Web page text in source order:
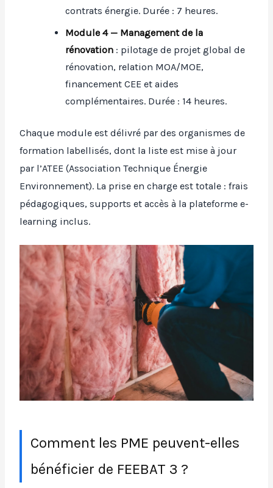
contrats énergie. Durée : 7 heures.
Module 4 — Management de la
rénovation : pilotage de projet global de
rénovation, relation MOA/MOE,
financement CEE et aides
complémentaires. Durée : 14 heures.
Chaque module est délivré par des organismes de
formation labellisés, dont la liste est mise à jour
par l’ATEE (Association Technique Énergie
Environnement). La prise en charge est totale : frais
pédagogiques, supports et accès à la plateforme e-
learning inclus.
Comment les PME peuvent-elles
bénéficier de FEEBAT 3 ?